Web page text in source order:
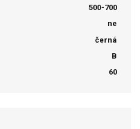
500-700
ne
černá
B
60